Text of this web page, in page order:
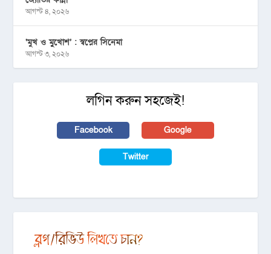
আগস্ট ৪, ২০২৬
‘মুখ ও মু্খোশ’ : স্বপ্নের সিনেমা
আগস্ট ৩, ২০২৬
লগিন করুন সহজেই!
Facebook Google
Twitter